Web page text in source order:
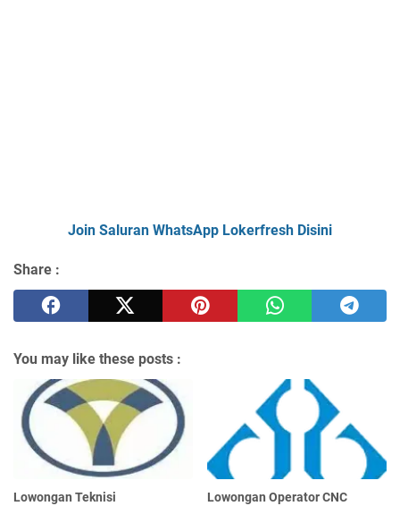
Join Saluran WhatsApp Lokerfresh Disini
Share :
You may like these posts :
Lowongan Teknisi
Lowongan Operator CNC